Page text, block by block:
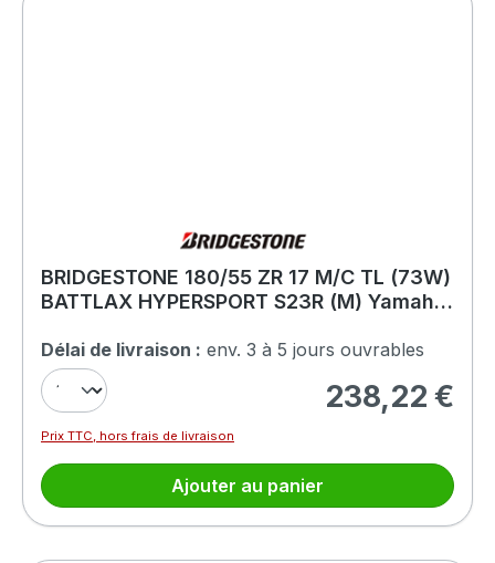
BRIDGESTONE 180/55 ZR 17 M/C TL (73W)
BATTLAX HYPERSPORT S23R (M) Yamaha
Délai de livraison : env. 3 à 5 jours ouvrables
Prix régulier :
238,22 €
Prix TTC, hors frais de livraison
Ajouter au panier